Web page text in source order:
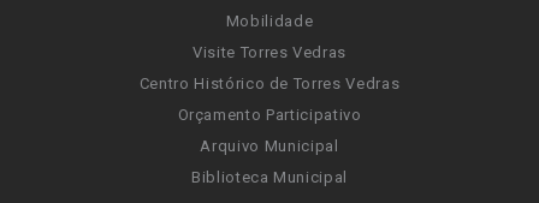
Mobilidade
Visite Torres Vedras
Centro Histórico de Torres Vedras
Orçamento Participativo
Arquivo Municipal
Biblioteca Municipal